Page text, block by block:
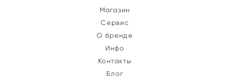
Магазин
Сервис
О бренде
Инфо
Контакты
Блог